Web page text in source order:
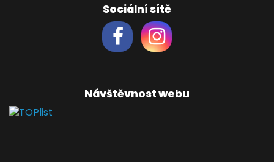
Sociální sítě
Návštěvnost webu